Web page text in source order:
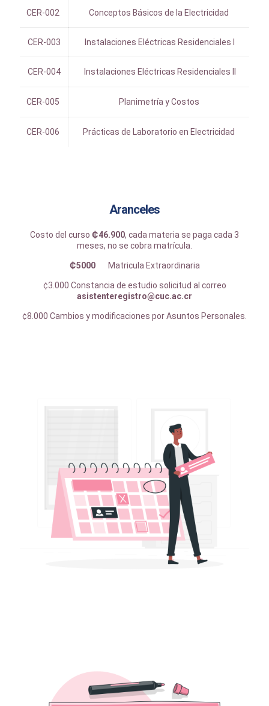
CER-002 Conceptos Básicos de la Electricidad
CER-003 Instalaciones Eléctricas Residenciales I
CER-004 Instalaciones Eléctricas Residenciales II
CER-005 Planimetría y Costos
CER-006 Prácticas de Laboratorio en Electricidad
Aranceles
Costo del curso ₵46.900, cada materia se paga cada 3
meses, no se cobra matrícula.
₵5000 Matricula Extraordinaria
¢3.000 Constancia de estudio solicitud al correo
asistenteregistro@cuc.ac.cr
¢8.000 Cambios y modificaciones por Asuntos Personales.